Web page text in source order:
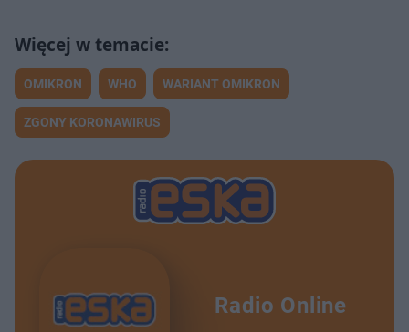
OMIKRON WHO WARIANT OMIKRON
ZGONY KORONAWIRUS
Radio Online